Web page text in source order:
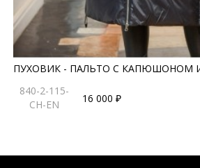
ПУХОВИК - ПАЛЬТО С КАПЮШОНОМ
840-2-115-
CH-EN
16 000 ₽